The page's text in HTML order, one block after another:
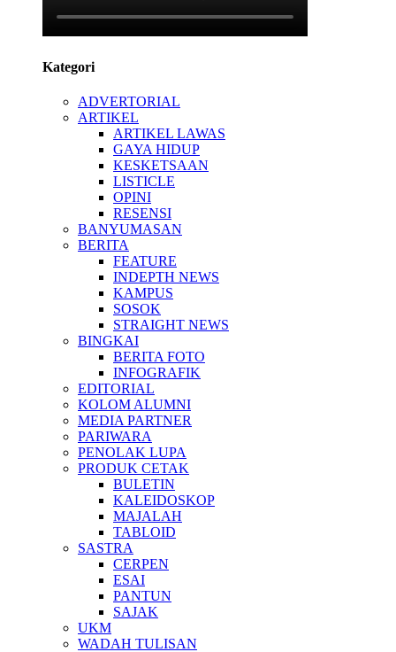
Kategori
ADVERTORIAL
ARTIKEL
ARTIKEL LAWAS
GAYA HIDUP
KESKETSAAN
LISTICLE
OPINI
RESENSI
BANYUMASAN
BERITA
FEATURE
INDEPTH NEWS
KAMPUS
SOSOK
STRAIGHT NEWS
BINGKAI
BERITA FOTO
INFOGRAFIK
EDITORIAL
KOLOM ALUMNI
MEDIA PARTNER
PARIWARA
PENOLAK LUPA
PRODUK CETAK
BULETIN
KALEIDOSKOP
MAJALAH
TABLOID
SASTRA
CERPEN
ESAI
PANTUN
SAJAK
UKM
WADAH TULISAN